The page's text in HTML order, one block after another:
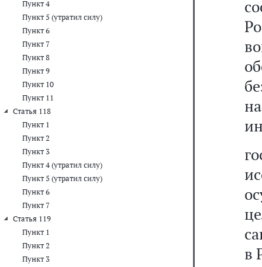
Пункт 4
Пункт 5 (утратил силу)
Пункт 6
Пункт 7
Пункт 8
Пункт 9
Пункт 10
Пункт 11
Статья 118
Пункт 1
Пункт 2
Пункт 3
Пункт 4 (утратил силу)
Пункт 5 (утратил силу)
Пункт 6
Пункт 7
Статья 119
Пункт 1
Пункт 2
Пункт 3
в